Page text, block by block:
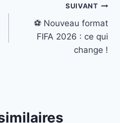
SUIVANT
⚽ Nouveau format
FIFA 2026 : ce qui
change !